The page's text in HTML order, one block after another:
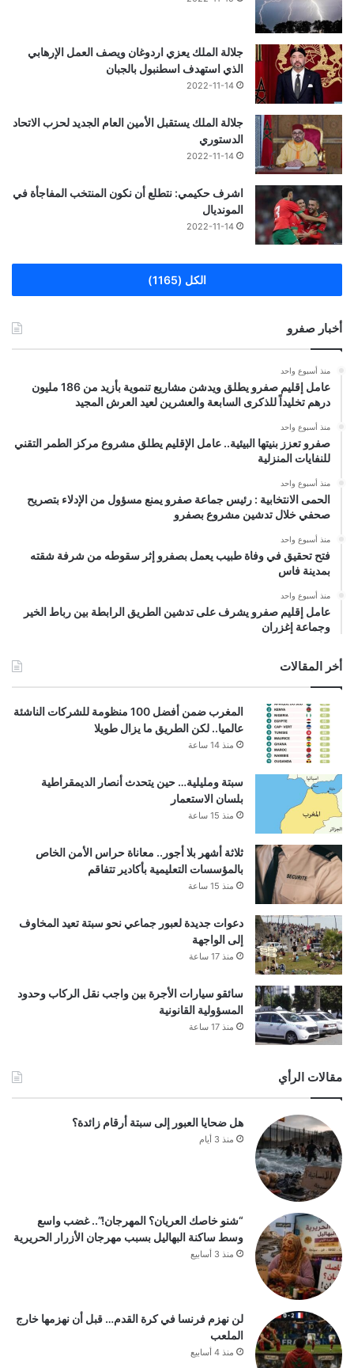
جلالة الملك يعزي اردوغان ويصف العمل الإرهابي
الذي استهدف اسطنبول بالجبان
2022-11-14
جلالة الملك يستقبل الأمين العام الجديد لحزب الاتحاد
الدستوري
2022-11-14
اشرف حكيمي: نتطلع أن نكون المنتخب المفاجأة في
المونديال
2022-11-14
الكل (1165)
أخبار صفرو
منذ أسبوع واحد
عامل إقليم صفرو يطلق ويدشن مشاريع تنموية بأزيد من 186 مليون
درهم تخليداً للذكرى السابعة والعشرين لعيد العرش المجيد
منذ أسبوع واحد
صفرو تعزز بنيتها البيئية.. عامل الإقليم يطلق مشروع مركز الطمر التقني
للنفايات المنزلية
منذ أسبوع واحد
الحمى الانتخابية : رئيس جماعة صفرو يمنع مسؤول من الإدلاء بتصريح
صحفي خلال تدشين مشروع بصفرو
منذ أسبوع واحد
فتح تحقيق في وفاة طبيب يعمل بصفرو إثر سقوطه من شرفة شقته
بمدينة فاس
منذ أسبوع واحد
عامل إقليم صفرو يشرف على تدشين الطريق الرابطة بين رباط الخير
وجماعة إغزران
أخر المقالات
المغرب ضمن أفضل 100 منظومة للشركات الناشئة
عالميا.. لكن الطريق ما يزال طويلا
منذ 14 ساعة
سبتة ومليلية… حين يتحدث أنصار الديمقراطية
بلسان الاستعمار
منذ 15 ساعة
ثلاثة أشهر بلا أجور.. معاناة حراس الأمن الخاص
بالمؤسسات التعليمية بأكادير تتفاقم
منذ 15 ساعة
دعوات جديدة لعبور جماعي نحو سبتة تعيد المخاوف
إلى الواجهة
منذ 17 ساعة
سائقو سيارات الأجرة بين واجب نقل الركاب وحدود
المسؤولية القانونية
منذ 17 ساعة
مقالات الرأي
هل ضحايا العبور إلى سبتة أرقام زائدة؟
منذ 3 أيام
“شنو خاصك العريان؟ المهرجان!”.. غضب واسع
وسط ساكنة البهاليل بسبب مهرجان الأزرار الحريرية
منذ 3 أسابيع
لن نهزم فرنسا في كرة القدم… قبل أن نهزمها خارج
الملعب
منذ 4 أسابيع